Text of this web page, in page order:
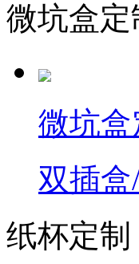
微坑盒定
微坑盒
双插
纸杯定制